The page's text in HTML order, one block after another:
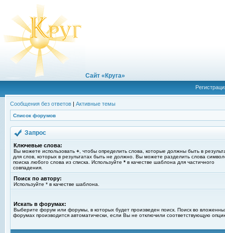
Сайт «Круга»
Сообщения без ответов | Активные темы
Список форумов
Запрос
Ключевые слова:
Вы можете использовать + , чтобы определить слова, которые должны быть в
для слов, которых в результатах быть не должно. Вы можете разделить слова
поиска любого слова из списка. Используйте * в качестве шаблона для частичного
совпадения.
Поиск по автору:
Используйте * в качестве шаблона.
Искать в форумах:
Выберите форум или форумы, в которых будет произведен поиск. Поиск во
форумах производится автоматически, если Вы не отключили соответствующую